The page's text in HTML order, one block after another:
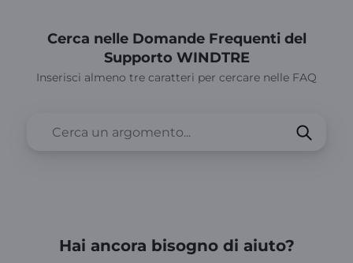
Cerca nelle Domande Frequenti del
Supporto WINDTRE
Inserisci almeno tre caratteri per cercare nelle FAQ
Hai ancora bisogno di aiuto?